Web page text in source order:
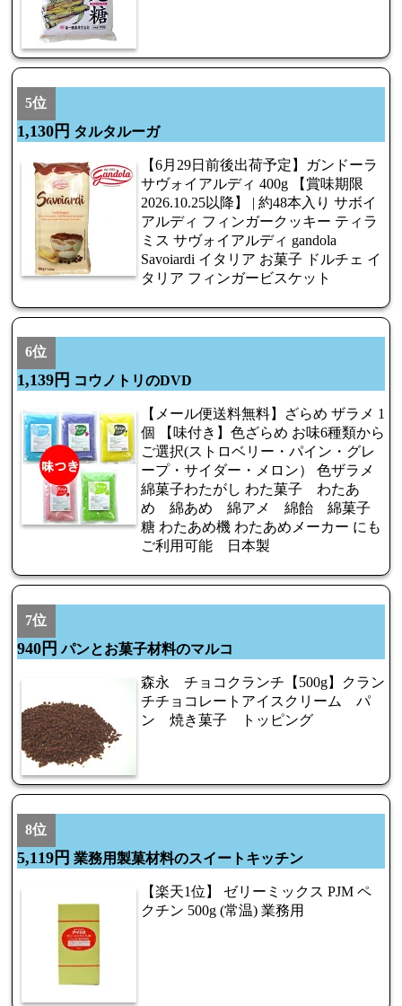
5位
1,130円 タルタルーガ
【6月29日前後出荷予定】ガンドーラ
サヴォイアルディ 400g 【賞味期限
2026.10.25以降】 | 約48本入り サボイ
アルディ フィンガークッキー ティラ
ミス サヴォイアルディ gandola
Savoiardi イタリア お菓子 ドルチェ イ
タリア フィンガービスケット
6位
1,139円 コウノトリのDVD
【メール便送料無料】ざらめ ザラメ 1
個 【味付き】色ざらめ お味6種類から
ご選択(ストロベリー・パイン・グレ
ープ・サイダー・メロン） 色ザラメ
綿菓子わたがし わた菓子 わたあ
め 綿あめ 綿アメ 綿飴 綿菓子
糖 わたあめ機 わたあめメーカー にも
ご利用可能 日本製
7位
940円 パンとお菓子材料のマルコ
森永 チョコクランチ【500g】クラン
チチョコレートアイスクリーム パ
ン 焼き菓子 トッピング
8位
5,119円 業務用製菓材料のスイートキッチン
【楽天1位】 ゼリーミックス PJM ペ
クチン 500g (常温) 業務用